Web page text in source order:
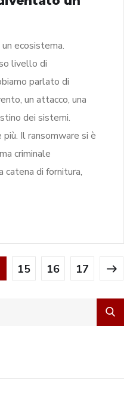
ecosistema.
livello di
parlato di
un attacco, una
dei sistemi.
Il ransomware si è
criminale
catena di fornitura,
15 16 17